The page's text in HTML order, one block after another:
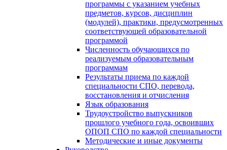
программы с указанием учебных
предметов, курсов, дисциплин
(модулей), практики, предусмотренных
соответствующей образовательной
программой
Численность обучающихся по
реализуемым образовательным
программам
Результаты приема по каждой
специальности СПО, перевода,
восстановления и отчисления
Язык образования
Трудоустройство выпускников
прошлого учебного года, освоивших
ОПОП СПО по каждой специальности
Методические и иные документы